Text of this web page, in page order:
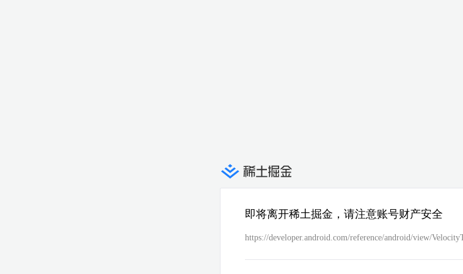
即将离开稀土掘金，请注意账号财产安全
https://developer.android.com/reference/android/view/